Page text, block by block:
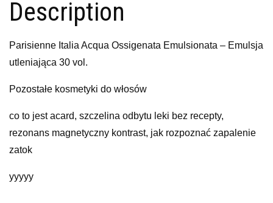
Description
Parisienne Italia Acqua Ossigenata Emulsionata – Emulsja
utleniająca 30 vol.
Pozostałe kosmetyki do włosów
co to jest acard, szczelina odbytu leki bez recepty,
rezonans magnetyczny kontrast, jak rozpoznać zapalenie
zatok
yyyyy